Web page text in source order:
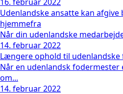
Udenlandske ansatte kan
hjemmefra
Når din udenlandske
14. februar 2022
Længere ophold til
Når en udenlandsk
om...
14. februar 2022